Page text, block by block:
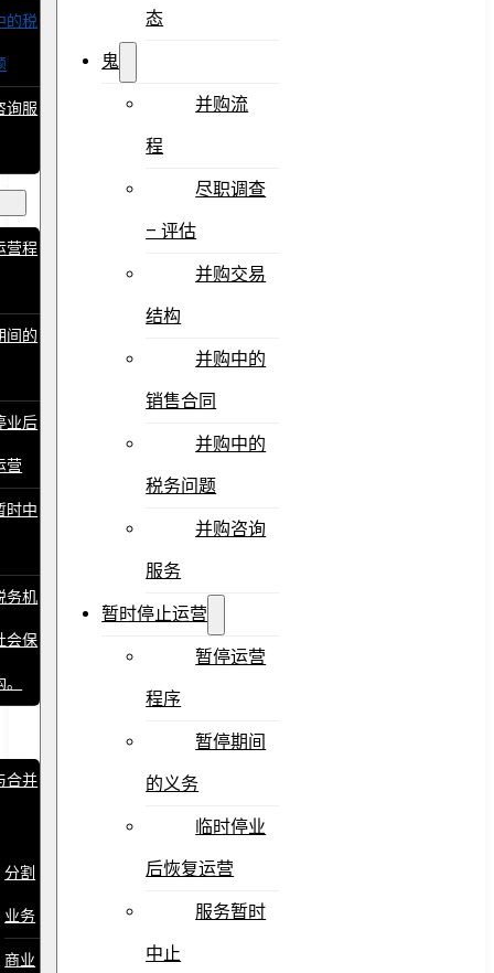
的税
询服
运
营程
间的
业后
营
时中
务机
会保
合并
分割
业务
商业
态
鬼
并购流
程
尽职调查
– 评估
并购交易
结构
并购中的
销售合同
并购中的
税务问题
并购咨询
服务
暂时停止运营
暂停运营
程序
暂停期间
的义务
临时停业
后恢复运营
服务暂时
中止